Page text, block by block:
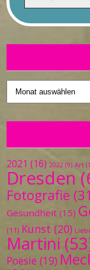
Vergangenes
2021 (16) 2022 (9) Art
Dresden
Fotografie
Gesundheit (15)
(11) Kunst (20)
Martini
Poesie (19)